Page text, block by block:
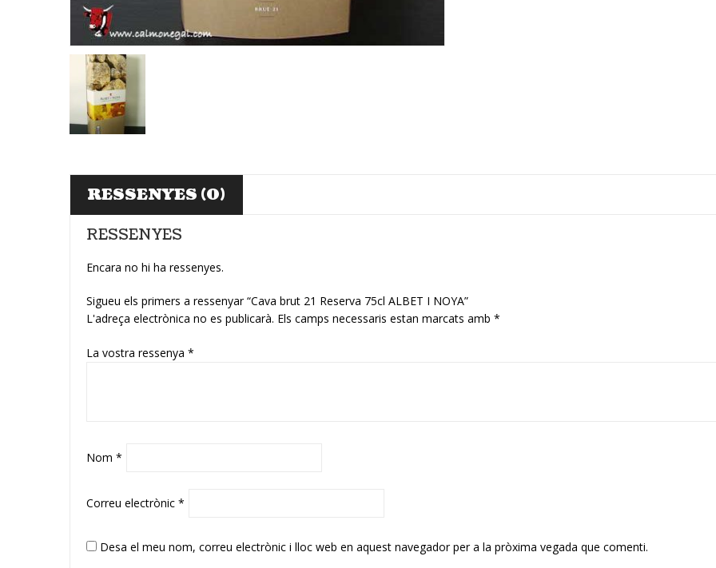
RESSENYES (0)
RESSENYES
Encara no hi ha ressenyes.
Sigueu els primers a ressenyar “Cava brut 21 Reserva 75cl ALBET I NOYA”
L'adreça electrònica no es publicarà. Els camps necessaris estan marcats amb *
La vostra ressenya *
Nom *
Correu electrònic *
Desa el meu nom, correu electrònic i lloc web en aquest navegador per a la pròxima vegada que comenti.